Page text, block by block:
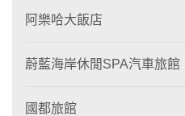
阿樂哈大飯店
蔚藍海岸休閒SPA汽車旅館
國都旅館